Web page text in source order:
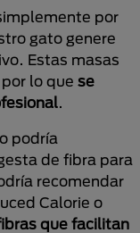
por
gato genere
Estas masas
lo que se
.
podría
de fibra para
recomendar
Calorie o
que facilitan